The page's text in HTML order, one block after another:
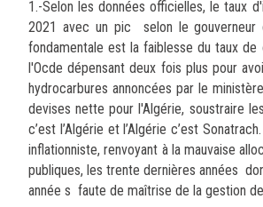
1.-Selon les données officielles, le taux
2021 avec un pic selon le gouverneur
fondamentale est la faiblesse du taux
l'Ocde dépensant deux fois plus pour
hydrocarbures annoncées par le
devises nette pour l'Algérie, soustraire
c’est l’Algérie et l’Algérie c’est
inflationniste, renvoyant à la mauvaise
publiques, les trente dernières années
année s faute de maîtrise de la gestion